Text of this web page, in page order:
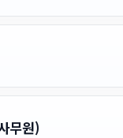
무원)